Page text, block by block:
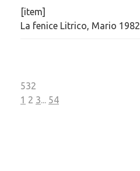
[item]
La fenice Litrico, Mario 1982
532
1 2 3 54